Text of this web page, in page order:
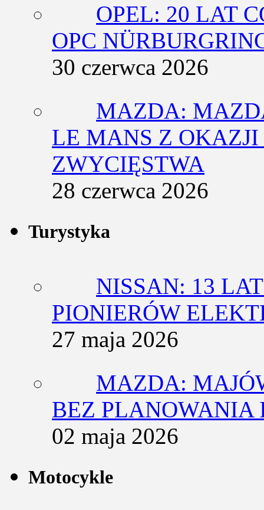
OPEL: 20 LAT
OPC
30 czerwca 2026
MAZDA:
LE MANS Z
ZWYCIĘSTWA
28 czerwca 2026
Turystyka
NISSAN: 13
PIONIERÓW
27 maja 2026
MAZDA:
BEZ PLANOWANIA
02 maja 2026
Motocykle